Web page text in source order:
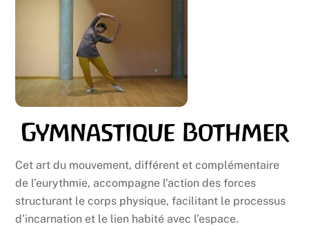
Gymnastique Bothmer
Cet art du mouvement, différent et complémentaire
de l’eurythmie, accompagne l’action des forces
structurant le corps physique, facilitant le processus
d’incarnation et le lien habité avec l’espace.